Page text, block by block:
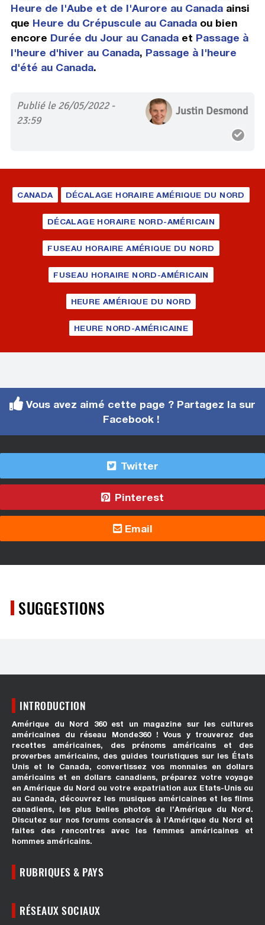
Heure de l'Aube et de l'Aurore au Canadaainsi
que Heure du Crépuscule au Canadaou bien
encore Durée du Jour au Canadaet Passage à
l'heure d'hiver au Canada, Passage à l'heure
d'été au Canada.
Publié le 26/05/2022 -
23:59
Justin Desmond
CANADA DÉCALAGE HORAIRE AMÉRIQUE DU NORD
DÉCALAGE HORAIRE NORD-AMÉRICAIN
FUSEAU HORAIRE AMÉRIQUE DU NORD
FUSEAU HORAIRE NORD-AMÉRICAIN
HEURE AMÉRIQUE DU NORD
HEURE NORD-AMÉRICAINE
Vous avez aimé cette page ? Partagez la sur
Facebook !
Twitter
Pinterest
Email
SUGGESTIONS
INTRODUCTION
Amérique du Nord 360 est un magazine sur les cultures
américaines du réseau Monde360 ! Vous y trouverez des
recettes américaines, des prénoms américains et des
proverbes américains, des guides touristiques sur les États
Unis et le Canada, convertissez vos monnaies en dollars
américains et en dollars canadiens, préparez votre voyage
en Amérique du Nord ou votre expatriation aux Etats-Unis ou
au Canada, découvrez les musiques américaines et les films
canadiens, les plus belles photos de l’Amérique du Nord.
Discutez sur nos forums consacrés à l’Amérique du Nord et
faites des rencontres avec les femmes américaines et
hommes américains.
RUBRIQUES & PAYS
RÉSEAUX SOCIAUX